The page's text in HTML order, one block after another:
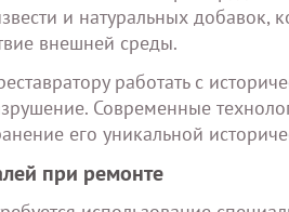
и натуральных добавок,
внешней среды.
работать с
Современные
его уникальной
при ремонте